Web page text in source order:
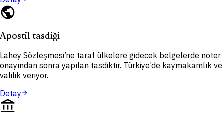
public
Apostil tasdiği
Lahey Sözleşmesi’ne taraf ülkelere gidecek belgelerde noter
onayından sonra yapılan tasdiktir. Türkiye’de kaymakamlık ve
valilik veriyor.
Detayarrow_forward
account_balance